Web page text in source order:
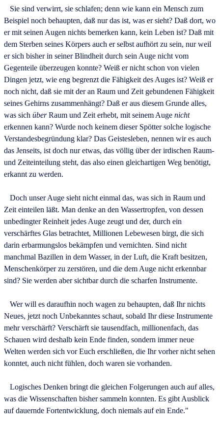
Sie sind verwirrt, sie schlafen; denn wie kann ein Mensch zum
Beispiel noch behaupten, daß nur das ist, was er sieht? Daß dort, wo
er mit seinen Augen nichts bemerken kann, kein Leben ist? Daß mit
dem Sterben seines Körpers auch er selbst aufhört zu sein, nur weil
er sich bisher in seiner Blindheit durch sein Auge nicht vom
Gegenteile überzeugen konnte? Weiß er nicht schon von vielen
Dingen jetzt, wie eng begrenzt die Fähigkeit des Auges ist? Weiß er
noch nicht, daß sie mit der an Raum und Zeit gebundenen Fähigkeit
seines Gehirns zusammenhängt? Daß er aus diesem Grunde alles,
was sich überRaum und Zeit erhebt, mit seinem Auge nicht
erkennen kann? Wurde noch keinem dieser Spötter solche logische
Verstandesbegründung klar? Das Geistesleben, nennen wir es auch
das Jenseits, ist doch nur etwas, das völlig über der irdischen Raum-
und Zeiteinteilung steht, das also einen gleichartigen Weg benötigt,
erkannt zu werden.
Doch unser Auge sieht nicht einmal das, was sich in Raum und
Zeit einteilen läßt. Man denke an den Wassertropfen, von dessen
unbedingter Reinheit jedes Auge zeugt und der, durch ein
verschärftes Glas betrachtet, Millionen Lebewesen birgt, die sich
darin erbarmungslos bekämpfen und vernichten. Sind nicht
manchmal Bazillen in dem Wasser, in der Luft, die Kraft besitzen,
Menschenkörper zu zerstören, und die dem Auge nicht erkennbar
sind? Sie werden aber sichtbar durch die scharfen Instrumente.
Wer will es daraufhin noch wagen zu behaupten, daß Ihr nichts
Neues, jetzt noch Unbekanntes schaut, sobald Ihr diese Instrumente
mehr verschärft? Verschärft sie tausendfach, millionenfach, das
Schauen wird deshalb kein Ende finden, sondern immer neue
Welten werden sich vor Euch erschließen, die Ihr vorher nicht sehen
konntet, auch nicht fühlen, doch waren sie vorhanden.
Logisches Denken bringt die gleichen Folgerungen auch auf alles,
was die Wissenschaften bisher sammeln konnten. Es gibt Ausblick
auf dauernde Fortentwicklung, doch niemals auf ein Ende."